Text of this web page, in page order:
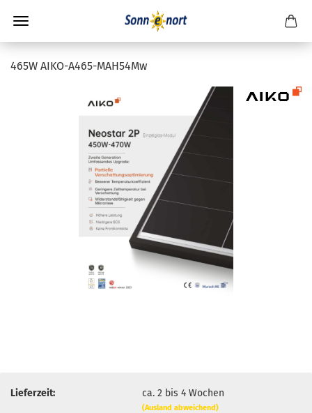
465W AIKO-A465-MAH54Mw
Lieferzeit: ca. 2 bis 4 Wochen
(Ausland abweichend)